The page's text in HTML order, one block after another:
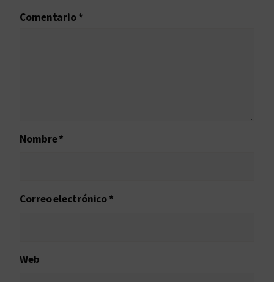
Comentario*
Nombre*
Correo electrónico*
Web